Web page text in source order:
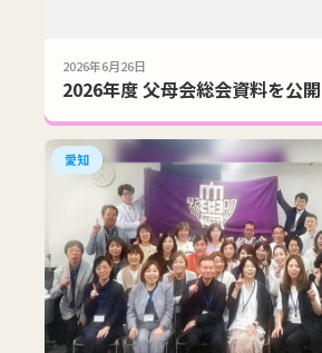
2026年6月26日
2026年度 父母会総会資料を公
愛知